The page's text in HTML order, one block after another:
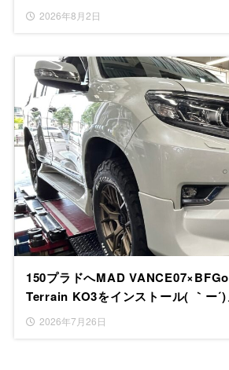
2026年8月2日
150プラドへMAD
Terrain KO3をインストール( ｀ー´)
2026年7月26日